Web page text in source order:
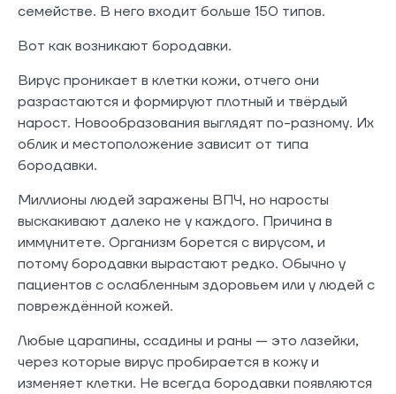
семействе. В него входит больше 150 типов.
Вот как возникают бородавки.
Вирус проникает в клетки кожи, отчего они
разрастаются и формируют плотный и твёрдый
нарост. Новообразования выглядят по-разному. Их
облик и местоположение зависит от типа
бородавки.
Миллионы людей заражены ВПЧ, но наросты
выскакивают далеко не у каждого. Причина в
иммунитете. Организм борется с вирусом, и
потому бородавки вырастают редко. Обычно у
пациентов с ослабленным здоровьем или у людей с
повреждённой кожей.
Любые царапины, ссадины и раны — это лазейки,
через которые вирус пробирается в кожу и
изменяет клетки. Не всегда бородавки появляются